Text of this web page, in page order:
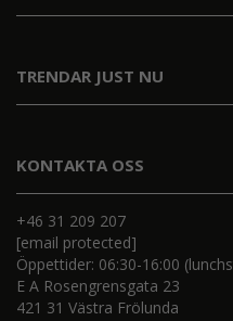
KONTAKTA OSS
+46 31 209 207
[email protected]
Öppettider: 06:30-16:00
E A Rosengrensgata 23
421 31 Västra Frölunda
TRENDAR JUST NU